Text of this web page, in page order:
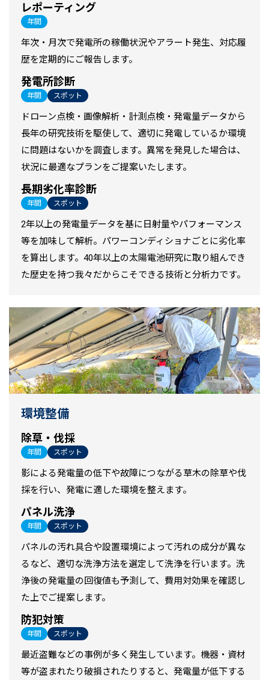
レポーティング
年間
年次・月次で発電所の稼働状況やアラート発生、対応履
歴を定期的にご報告します。
発電所診断
年間 スポット
ドローン点検・画像解析・計測点検・発電量データから
長年の研究技術を駆使して、適切に発電しているか環境
に問題はないかを調査します。異常を発見した場合は、
状況に最適なプランをご提案いたします。
長期劣化率診断
年間 スポット
2年以上の発電量データを基に日射量やパフォーマンス
等を加味して解析。パワーコンディショナごとに劣化率
を算出します。40年以上の太陽電池研究に取り組んでき
た歴史を持つ我々だからこそできる技術と分析力です。
環境整備
除草・伐採
年間 スポット
影による発電量の低下や故障につながる草木の除草や伐
採を行い、発電に適した環境を整えます。
パネル洗浄
年間 スポット
パネルの汚れ具合や設置環境によって汚れの成分が異な
るなど、適切な洗浄方法を選定して洗浄を行います。洗
浄後の発電量の回復値も予測して、費用対効果を確認し
た上でご提案します。
防犯対策
年間 スポット
最近盗難などの事例が多く発生しています。機器・資材
等が盗まれたり破損されたりすると、発電量が低下する